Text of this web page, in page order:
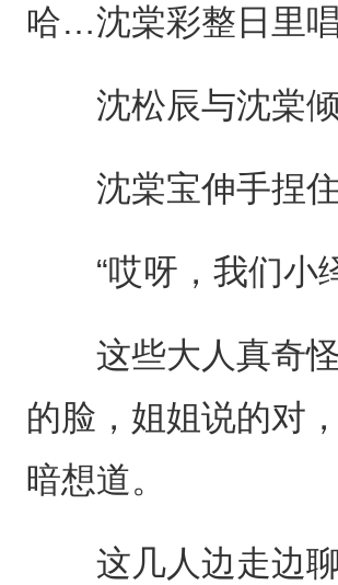
哈…沈棠彩整日里
沈松辰与沈棠倾
沈棠宝伸手捏住
“哎呀，我们小
这些大人真奇怪
的脸，姐姐说的对
暗想道。
这几人边走边聊